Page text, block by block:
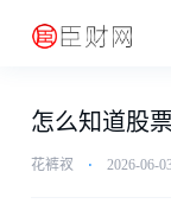
怎么知道股
花裤衩 ⋅ 2026-06-